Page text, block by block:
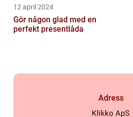
12 april 2024
Gör någon glad med en
perfekt presentlåda
Adress